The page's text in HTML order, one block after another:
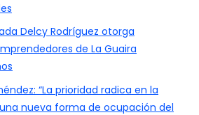
Delcy Rodríguez otorga
de La Guaira
“La prioridad radica en la
nueva forma de ocupación del